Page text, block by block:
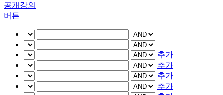
공개강의
버튼
추가
추가
추가
추가